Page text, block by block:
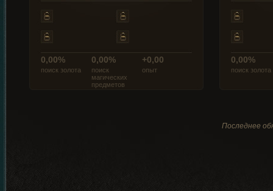
0,00%
поиск золота
0,00%
поиск
магических
предметов
+0,00
опыт
0,00%
поиск золота
Последнее